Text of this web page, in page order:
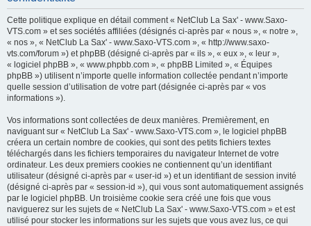
h
Cette politique explique en détail comment « NetClub La Sax' - www.Saxo-
VTS.com » et ses sociétés affiliées (désignés ci-après par « nous », « notre »,
« nos », « NetClub La Sax' - www.Saxo-VTS.com », « http://www.saxo-
vts.com/forum ») et phpBB (désigné ci-après par « ils », « eux », « leur »,
« logiciel phpBB », « www.phpbb.com », « phpBB Limited », « Équipes
phpBB ») utilisent n’importe quelle information collectée pendant n’importe
quelle session d’utilisation de votre part (désignée ci-après par « vos
informations »).
Vos informations sont collectées de deux manières. Premièrement, en
naviguant sur « NetClub La Sax' - www.Saxo-VTS.com », le logiciel phpBB
créera un certain nombre de cookies, qui sont des petits fichiers textes
téléchargés dans les fichiers temporaires du navigateur Internet de votre
ordinateur. Les deux premiers cookies ne contiennent qu’un identifiant
utilisateur (désigné ci-après par « user-id ») et un identifiant de session invité
(désigné ci-après par « session-id »), qui vous sont automatiquement assignés
par le logiciel phpBB. Un troisième cookie sera créé une fois que vous
naviguerez sur les sujets de « NetClub La Sax' - www.Saxo-VTS.com » et est
utilisé pour stocker les informations sur les sujets que vous avez lus, ce qui